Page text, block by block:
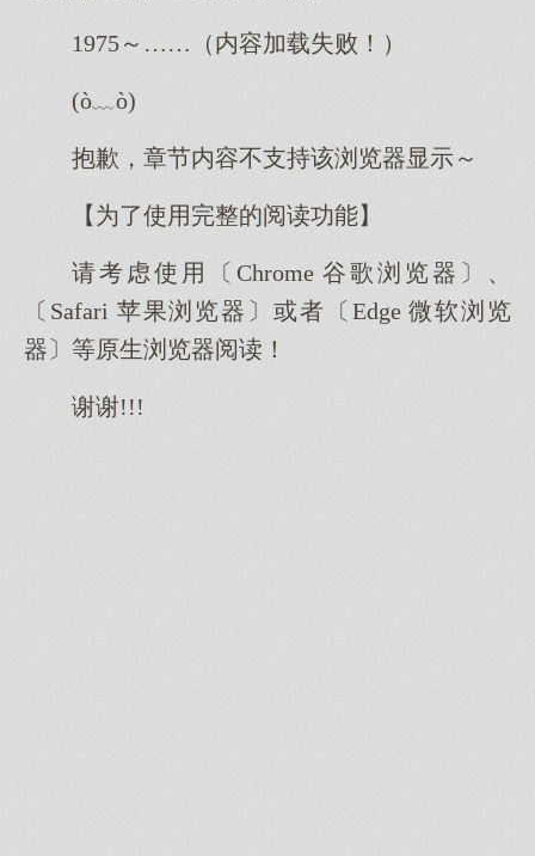
1975～……（内容加载失败！）
(ò﹏ò)
抱歉，章节内容不支持该浏览器显示～
【为了使用完整的阅读功能】
请考虑使用〔Chrome 谷歌浏览器〕、
〔Safari 苹果浏览器〕或者〔Edge 微软浏览
器〕等原生浏览器阅读！
谢谢!!!